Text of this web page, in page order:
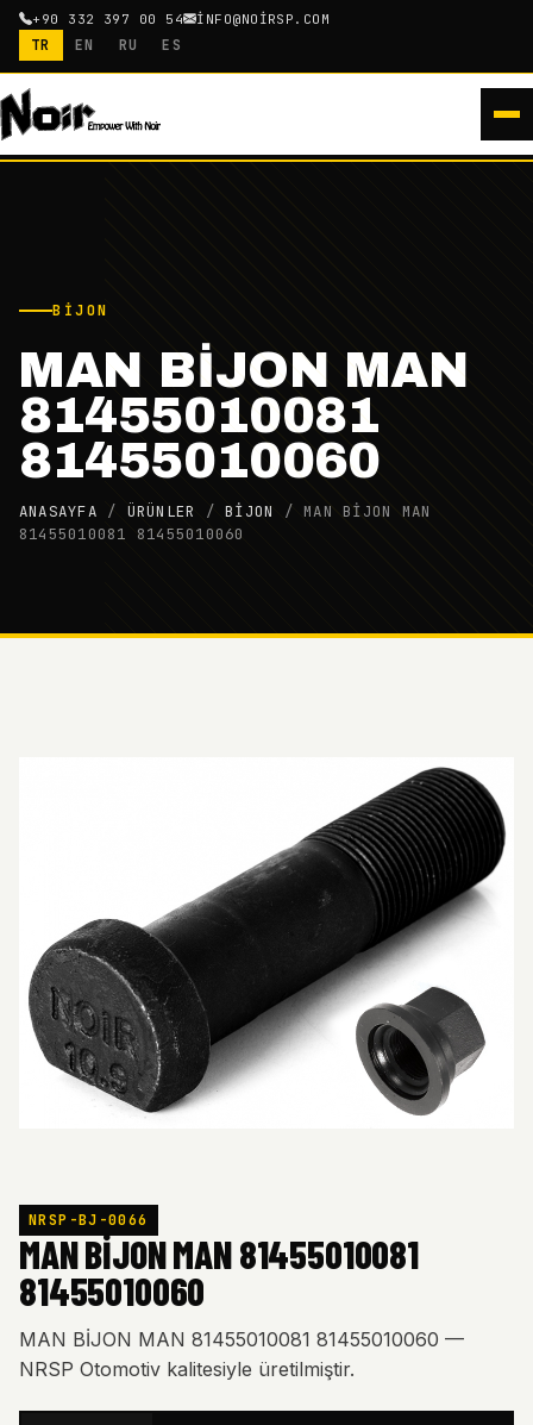
+90 332 397 00 54 INFO@NOIRSP.COM
TR EN RU ES
BIJON
MAN BİJON MAN
81455010081
81455010060
ANASAYFA / ÜRÜNLER /BIJON / MAN BİJON MAN
81455010081 81455010060
NRSP-BJ-0066
MAN BİJON MAN 81455010081
81455010060
MAN BİJON MAN 81455010081 81455010060 —
NRSP Otomotiv kalitesiyle üretilmiştir.